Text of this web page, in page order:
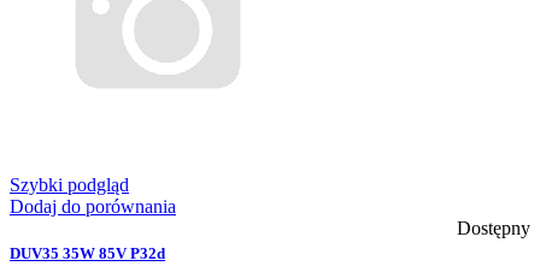
Szybki podgląd
Dodaj do porównania
Dostępny
DUV35 35W 85V P32d